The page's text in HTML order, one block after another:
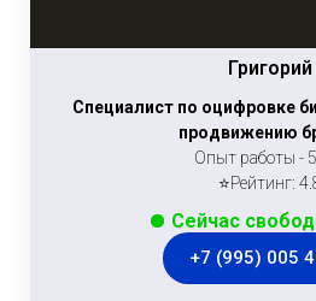
Григорий
Специалист по оцифровке
продвижению
Опыт работы -
⭐Рейтинг:
Сейчас
+7 (995) 005